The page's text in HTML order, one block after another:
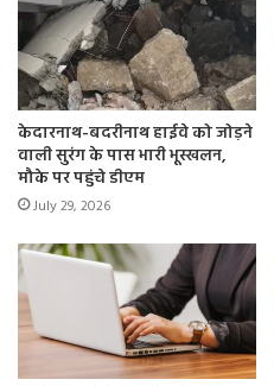
केदारनाथ-बदरीनाथ हाईवे को जोड़ने
वाली सुरंग के पास भारी भूस्खलन,
मौके पर पहुंचे डीएम
July 29, 2026